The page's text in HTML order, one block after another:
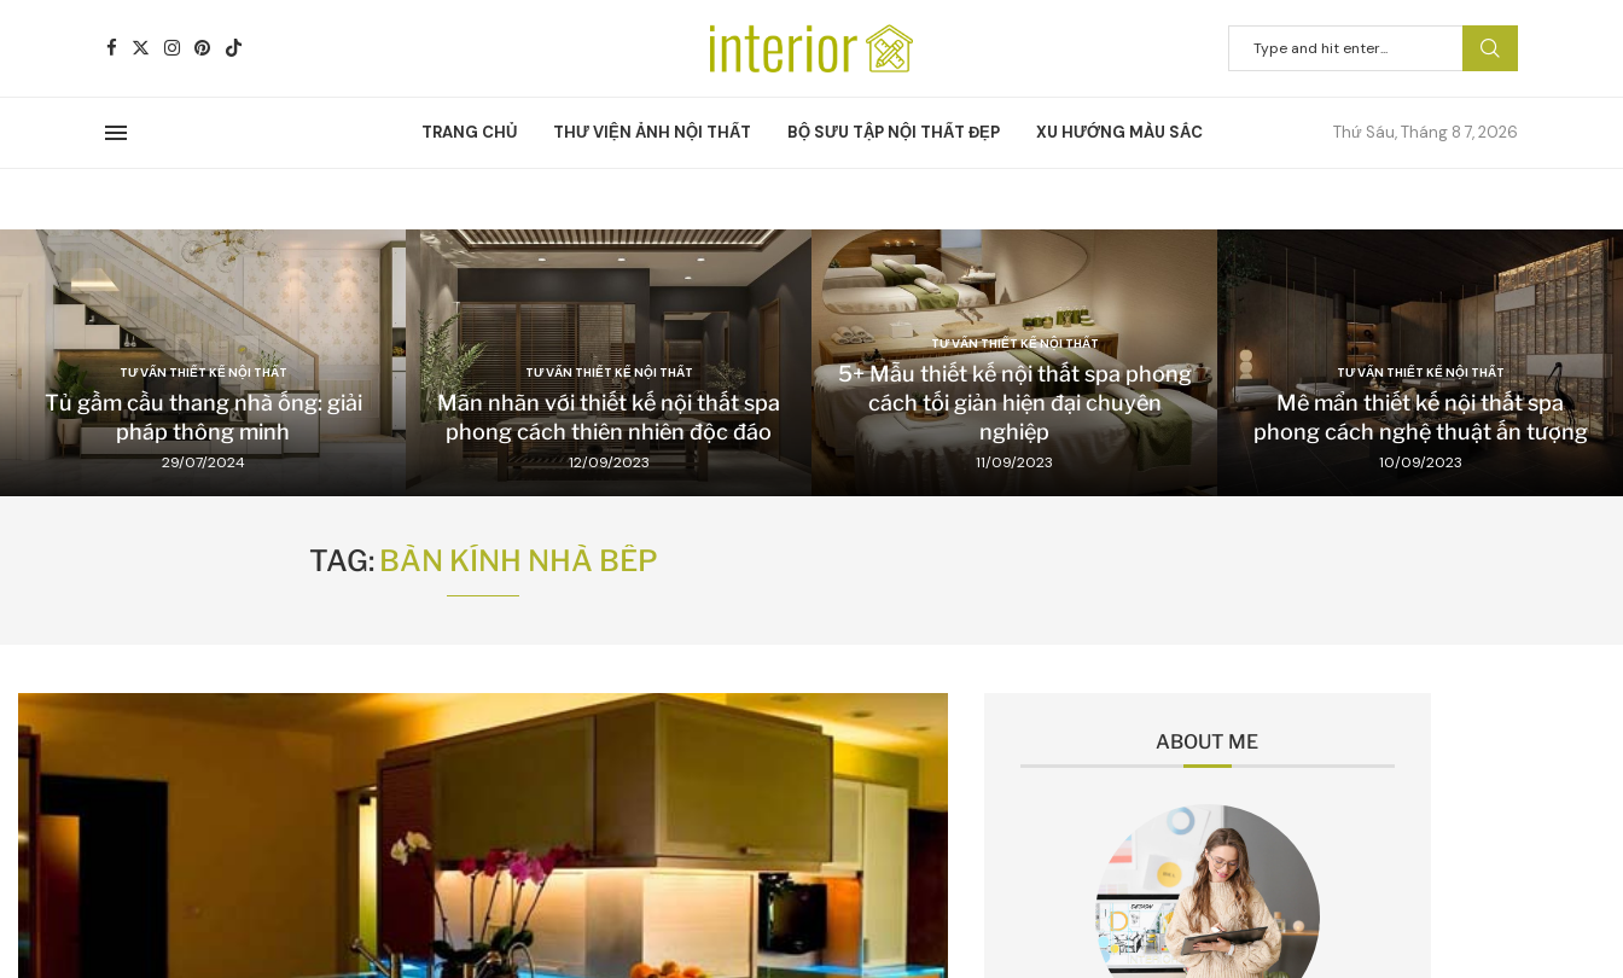
TRANG CHỦ THƯ VIỆN ẢNH NỘI THẤT BỘ SƯU TẬP NỘI THẤT ĐẸP XU HƯỚNG MÀU SẮC Thứ Sáu, Tháng 8 7, 2026
TƯ VẤN THIẾT KẾ NỘI THẤT
Tủ gầm cầu thang nhà ống: giải
pháp thông minh
29/07/2024
TƯ VẤN THIẾT KẾ NỘI THẤT
Mãn nhãn với thiết kế nội thất spa
phong cách thiên nhiên độc đáo
12/09/2023
TƯ VẤN THIẾT KẾ NỘI THẤT
5+ Mẫu thiết kế nội thất spa phong
cách tối giản hiện đại chuyên
nghiệp
11/09/2023
TƯ VẤN THIẾT KẾ NỘI THẤT
Mê mẩn thiết kế nội thất spa
phong cách nghệ thuật ấn tượng
10/09/2023
TAG: BÀN KÍNH NHÀ BẾP
ABOUT ME